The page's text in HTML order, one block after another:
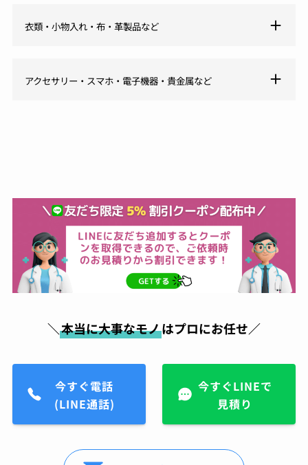
衣類・小物入れ・布・革製品など
アクセサリー・スマホ・電子機器・貴金属など
＼本当に大事なモノはプロにお任せ／
今すぐ電話
(LINE通話)
今すぐLINEで
見積り